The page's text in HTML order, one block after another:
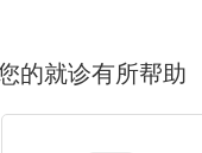
的就诊有所帮助